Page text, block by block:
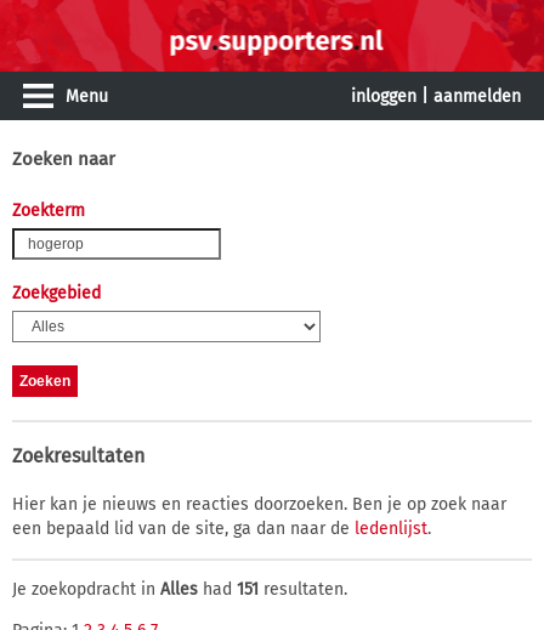
Menu inloggen aanmelden
Zoeken naar
Zoekterm
Zoekgebied
Zoekresultaten
Hier kan je nieuws en reacties doorzoeken. Ben je op zoek naar
een bepaald lid van de site, ga dan naar de ledenlijst.
Je zoekopdracht in Alles had 151 resultaten.